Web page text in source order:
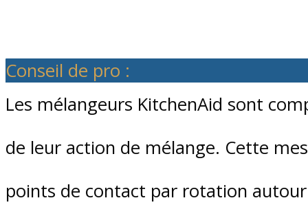
Conseil de pro :
Les mélangeurs KitchenAid sont
de leur action de mélange. Cette
points de contact par rotation